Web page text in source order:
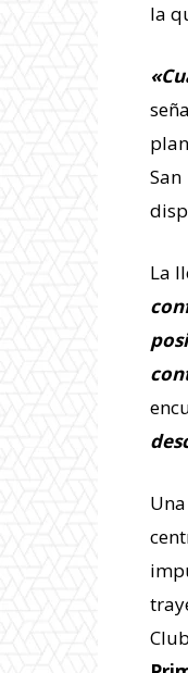
la
La